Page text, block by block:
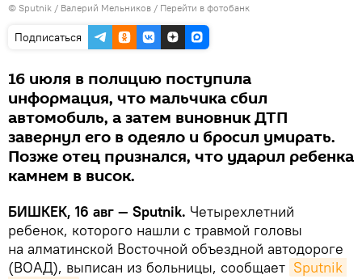
© Sputnik / Валерий Мельников / Перейти в фотобанк
Подписаться
16 июля в полицию поступила
информация, что мальчика сбил
автомобиль, а затем виновник ДТП
завернул его в одеяло и бросил умирать.
Позже отец признался, что ударил ребенка
камнем в висок.
БИШКЕК, 16 авг — Sputnik. Четырехлетний
ребенок, которого нашли с травмой головы
на алматинской Восточной объездной автодороге
(ВОАД), выписан из больницы, сообщает Sputnik